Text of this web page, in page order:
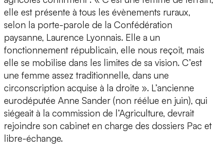
elle est présente à tous les évènements ruraux,
selon la porte-parole de la Confédération
paysanne, Laurence Lyonnais. Elle a un
fonctionnement républicain, elle nous reçoit, mais
elle se mobilise dans les limites de sa vision. C’est
une femme assez traditionnelle, dans une
circonscription acquise à la droite ». L’ancienne
eurodéputée Anne Sander (non réélue en juin), qui
siégeait à la commission de l’Agriculture, devrait
rejoindre son cabinet en charge des dossiers Pac et
libre-échange.